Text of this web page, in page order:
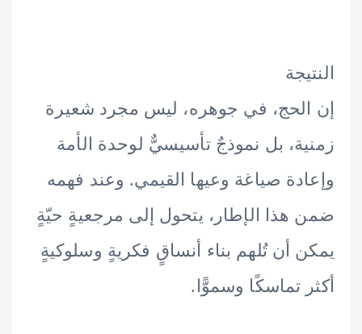
في جوهره، ليس مجرد شعيرة
بل نموذجٌ تأسيسيٌّ لوحدة الأمة
صياغة وعيها القيمي. وعند فهمه
هذا الإطار، يتحول إلى مرجعيةٍ حيّةٍ
أن تُلهم بناء أنساقٍ فكريةٍ وسلوكيةٍ
تماسكًا وسموًّا.